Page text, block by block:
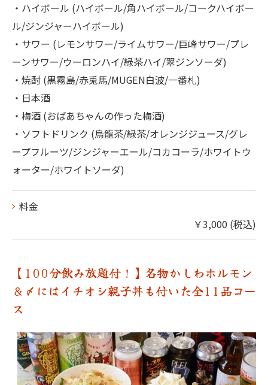
・ハイボール (ハイボール/角ハイボール/コークハイボー
ル/ジンジャーハイボール)
・サワー (レモンサワー/ライムサワー/巨峰サワー/プレ
ーンサワー/ウーロンハイ/緑茶ハイ/翠ジンソーダ)
・焼酎 (黒霧島/赤兎馬/MUGEN白波/一番札)
・日本酒
・梅酒 (おばあちゃんの作った梅酒)
・ソフトドリンク (烏龍茶/緑茶/オレンジジュース/グレ
ープフルーツ/ジンジャーエール/コカコーラ/ホワイトウ
ォーター/ホワイトソーダ)
料金
￥3,000 (税込)
【100分飲み放題付！】名物かしわホルモン
＆〆にはイチオシ親子丼も付いた全11品コー
ス